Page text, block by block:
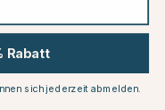
Rabatt
sich jederzeit abmelden.